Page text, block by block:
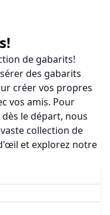
de gabarits!
des gabarits
créer vos propres
vos amis. Pour
le départ, nous
collection de
et explorez notre